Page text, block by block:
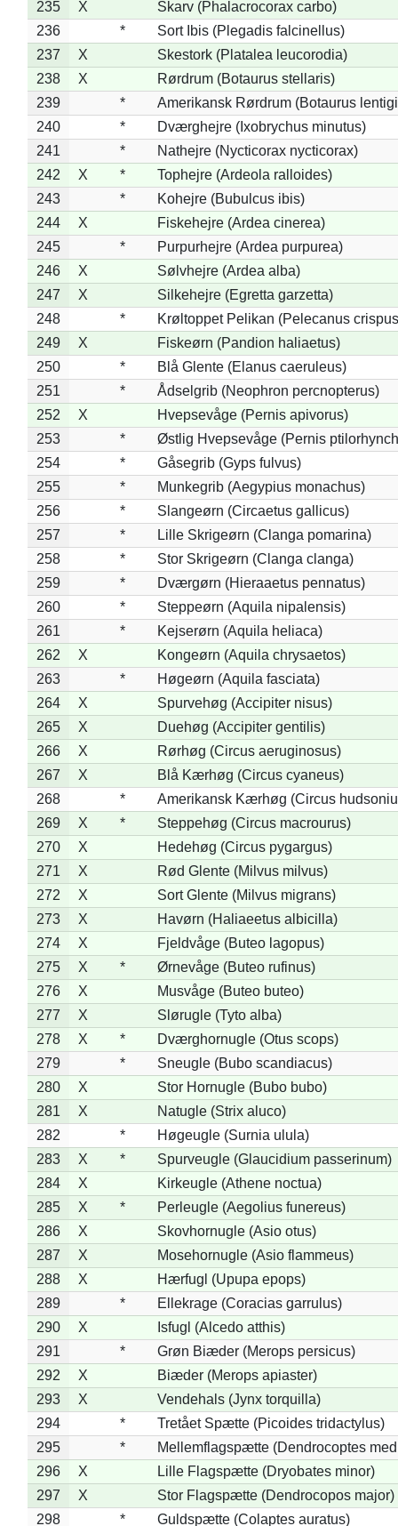
235 X
Skarv (Phalacrocorax carbo)
236
*
Sort Ibis (Plegadis falcinellus)
237
X
Skestork (Platalea leucorodia)
238
X
Rørdrum (Botaurus stellaris)
239
*
Amerikansk Rørdrum (Botaurus
240
*
Dværghejre (Ixobrychus minutus)
241
*
Nathejre (Nycticorax nycticorax)
242
X *
Tophejre (Ardeola ralloides)
243
*
Kohejre (Bubulcus ibis)
244
X
Fiskehejre (Ardea cinerea)
245
*
Purpurhejre (Ardea purpurea)
246
X
Sølvhejre (Ardea alba)
247
X
Silkehejre (Egretta garzetta)
248
*
Krøltoppet Pelikan (Pelecanus
249
X
Fiskeørn (Pandion haliaetus)
250
*
Blå Glente (Elanus caeruleus)
251
*
Ådselgrib (Neophron percnopterus)
252
X
Hvepsevåge (Pernis apivorus)
253
*
Østlig Hvepsevåge (Pernis
254
*
Gåsegrib (Gyps fulvus)
255
*
Munkegrib (Aegypius monachus)
256
*
Slangeørn (Circaetus gallicus)
257
*
Lille Skrigeørn (Clanga pomarina)
258
*
Stor Skrigeørn (Clanga clanga)
259
*
Dværgørn (Hieraaetus pennatus)
260
*
Steppeørn (Aquila nipalensis)
261
*
Kejserørn (Aquila heliaca)
262
X
Kongeørn (Aquila chrysaetos)
263
*
Høgeørn (Aquila fasciata)
264
X
Spurvehøg (Accipiter nisus)
265
X
Duehøg (Accipiter gentilis)
266
X
Rørhøg (Circus aeruginosus)
267
X
Blå Kærhøg (Circus cyaneus)
268
*
Amerikansk Kærhøg (Circus
269
X *
Steppehøg (Circus macrourus)
270
X
Hedehøg (Circus pygargus)
271
X
Rød Glente (Milvus milvus)
272
X
Sort Glente (Milvus migrans)
273
X
Havørn (Haliaeetus albicilla)
274
X
Fjeldvåge (Buteo lagopus)
275
X *
Ørnevåge (Buteo rufinus)
276
X
Musvåge (Buteo buteo)
277
X
Slørugle (Tyto alba)
278
X *
Dværghornugle (Otus scops)
279
*
Sneugle (Bubo scandiacus)
280
X
Stor Hornugle (Bubo bubo)
281
X
Natugle (Strix aluco)
282
*
Høgeugle (Surnia ulula)
283
X *
Spurveugle (Glaucidium passerinum)
284
X
Kirkeugle (Athene noctua)
285
X *
Perleugle (Aegolius funereus)
286
X
Skovhornugle (Asio otus)
287
X
Mosehornugle (Asio flammeus)
288
X
Hærfugl (Upupa epops)
289
*
Ellekrage (Coracias garrulus)
290
X
Isfugl (Alcedo atthis)
291
*
Grøn Biæder (Merops persicus)
292
X
Biæder (Merops apiaster)
293
X
Vendehals (Jynx torquilla)
294
*
Tretået Spætte (Picoides tridactylus)
295
*
Mellemflagspætte (Dendrocoptes
296
X
Lille Flagspætte (Dryobates minor)
297
X
Stor Flagspætte (Dendrocopos major)
298
*
Guldspætte (Colaptes auratus)